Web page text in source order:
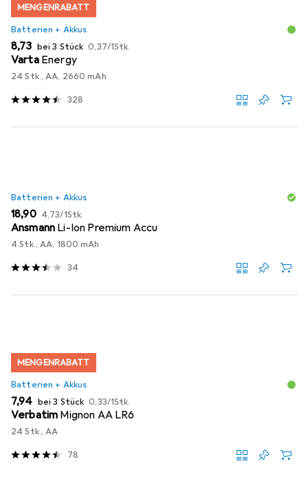
MENGENRABATT
Batterien + Akkus
EUR
8,73 bei 3 Stück EUR
0,37/1Stk.
Varta Energy
24 Stk., AA, 2660 mAh
328
Batterien + Akkus
EUR
18,90 EUR
4,73/1Stk.
Ansmann Li-Ion Premium Accu
4 Stk., AA, 1800 mAh
34
MENGENRABATT
Batterien + Akkus
EUR
7,94 bei 3 Stück EUR
0,33/1Stk.
Verbatim Mignon AA LR6
24 Stk., AA
78